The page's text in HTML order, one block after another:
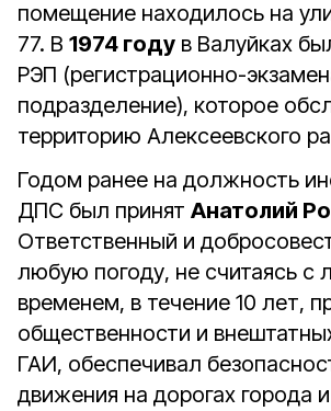
помещение находилось на
77. В 1974 году в Валуйках
РЭП (регистрационно-
подразделение), которое
территорию Алексеевского
Годом ранее на должность
ДПС был принят Анатолий
Ответственный и
любую погоду, не считаясь с
временем, в течение 10 лет,
общественности и
ГАИ, обеспечивал
движения на дорогах города